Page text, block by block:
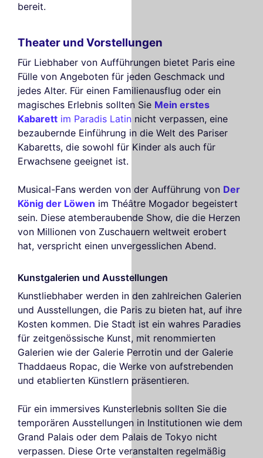
bereit.
Theater und Vorstellungen
Für Liebhaber von Aufführungen bietet Paris eine
Fülle von Angeboten für jeden Geschmack und
jedes Alter. Für einen Familienausflug oder ein
magisches Erlebnis sollten Sie Mein erstes
Kabarett im Paradis Latin nicht verpassen, eine
bezaubernde Einführung in die Welt des Pariser
Kabaretts, die sowohl für Kinder als auch für
Erwachsene geeignet ist.
Musical-Fans werden von der Aufführung von Der
König der Löwen im Théâtre Mogador begeistert
sein. Diese atemberaubende Show, die die Herzen
von Millionen von Zuschauern weltweit erobert
hat, verspricht einen unvergesslichen Abend.
Kunstgalerien und Ausstellungen
Kunstliebhaber werden in den zahlreichen Galerien
und Ausstellungen, die Paris zu bieten hat, auf ihre
Kosten kommen. Die Stadt ist ein wahres Paradies
für zeitgenössische Kunst, mit renommierten
Galerien wie der Galerie Perrotin und der Galerie
Thaddaeus Ropac, die Werke von aufstrebenden
und etablierten Künstlern präsentieren.
Für ein immersives Kunsterlebnis sollten Sie die
temporären Ausstellungen in Institutionen wie dem
Grand Palais oder dem Palais de Tokyo nicht
verpassen. Diese Orte veranstalten regelmäßig